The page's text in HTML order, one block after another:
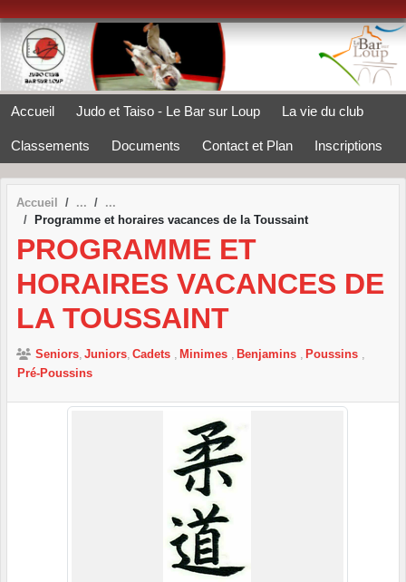
Accueil Judo et Taiso - Le Bar sur Loup La vie du club
Classements Documents Contact et Plan Inscriptions
Accueil
Programme et horaires vacances de la Toussaint
PROGRAMME ET
HORAIRES VACANCES DE
LA TOUSSAINT
Seniors Juniors Cadets Minimes Benjamins
Poussins
Pré-Poussins